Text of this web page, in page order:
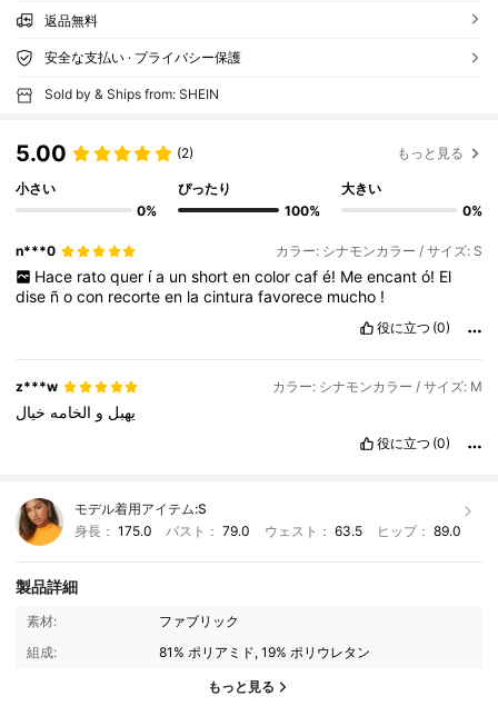
返品無料
安全な支払い · プライバシー保護
Sold by & Ships from: SHEIN
5.00 (2) もっと見る
小さい
0%
ぴったり
100%
大きい
0%
n***0 カラー: シナモンカラー / サイズ: S
Hace rato quer ía un short en color caf é! Me encant ó! El
dise ñocon recorteen lacinturafavorece mucho !
役に立つ (0)
z***w カラー: シナモンカラー / サイズ: M
يهبل و الخامه خيال
役に立つ (0)
モデル着用アイテム:S
身長： 175.0 バスト：79.0 ウェスト： 63.5 ヒップ： 89.0
製品詳細
素材:
ファブリック
組成:
81% ポリアミド, 19% ポリウレタン
もっと見る
2.2M フォロワー
2.2M フォロワー